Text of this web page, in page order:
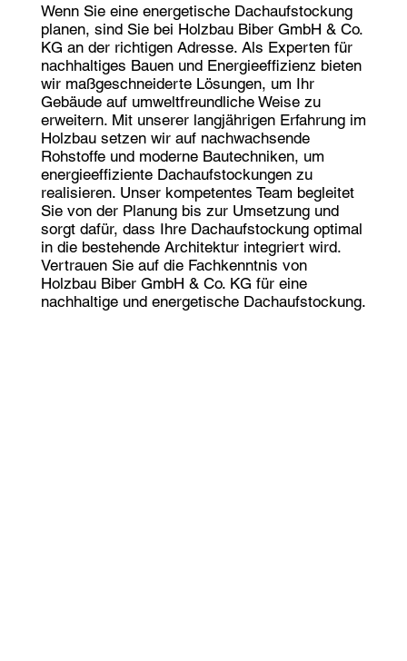
Wenn Sie eine energetische Dachaufstockung
planen, sind Sie bei Holzbau Biber GmbH & Co.
KG an der richtigen Adresse. Als Experten für
nachhaltiges Bauen und Energieeffizienz bieten
wir maßgeschneiderte Lösungen, um Ihr
Gebäude auf umweltfreundliche Weise zu
erweitern. Mit unserer langjährigen Erfahrung im
Holzbau setzen wir auf nachwachsende
Rohstoffe und moderne Bautechniken, um
energieeffiziente Dachaufstockungen zu
realisieren. Unser kompetentes Team begleitet
Sie von der Planung bis zur Umsetzung und
sorgt dafür, dass Ihre Dachaufstockung optimal
in die bestehende Architektur integriert wird.
Vertrauen Sie auf die Fachkenntnis von
Holzbau Biber GmbH & Co. KG für eine
nachhaltige und energetische Dachaufstockung.